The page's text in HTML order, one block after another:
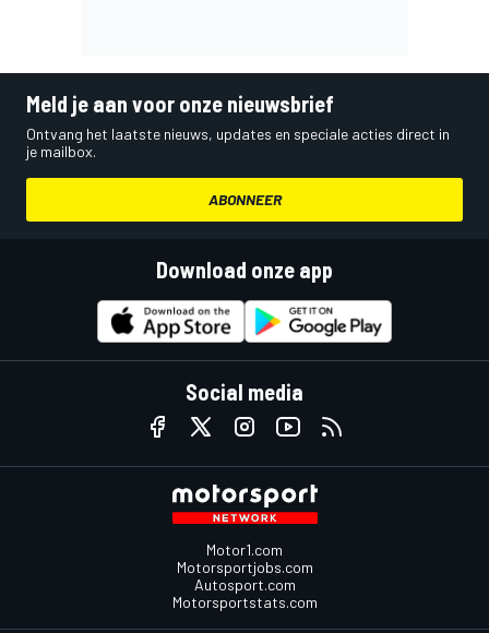
Meld je aan voor onze nieuwsbrief
Ontvang het laatste nieuws, updates en speciale acties direct in
je mailbox.
ABONNEER
Download onze app
Social media
Motor1.com
Motorsportjobs.com
Autosport.com
Motorsportstats.com